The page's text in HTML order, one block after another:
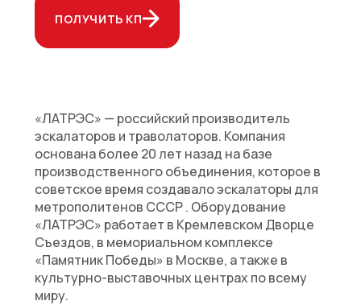
ПОЛУЧИТЬ КП
«ЛАТРЭС» — российский производитель
эскалаторов и траволаторов. Компания
основана более 20 лет назад на базе
производственного объединения, которое в
советское время создавало эскалаторы для
метрополитенов СССР . Оборудование
«ЛАТРЭС» работает в Кремлевском Дворце
Съездов, в мемориальном комплексе
«Памятник Победы» в Москве, а также в
культурно-выставочных центрах по всему
миру.